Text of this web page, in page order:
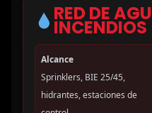
RED DE
INCENDIOS
Alcance
Sprinklers, BIE 25/45,
hidrantes, estaciones de